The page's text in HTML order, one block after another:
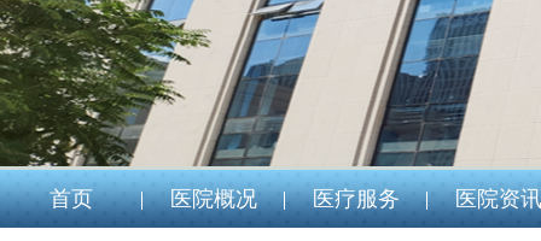
首页 医院概况 医疗服务 医院资讯